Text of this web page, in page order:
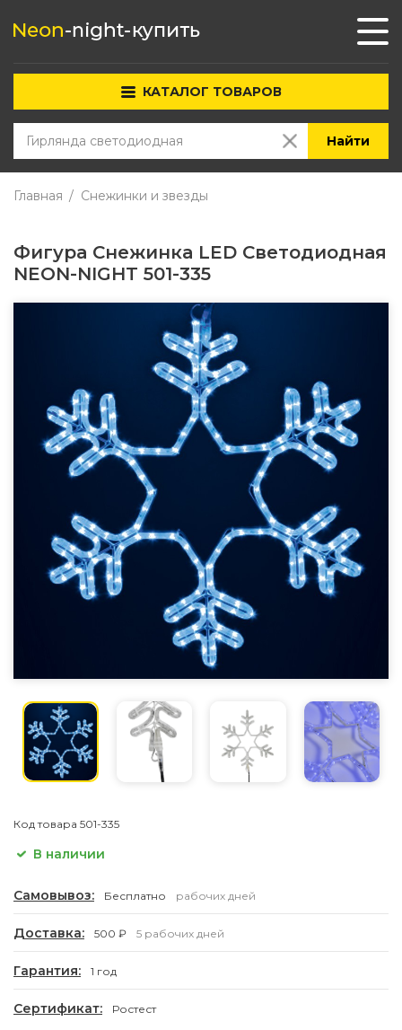
КАТАЛОГ ТОВАРОВ
Найти
Главная Снежинки и звезды
Фигура Снежинка LED Светодиодная
NEON-NIGHT 501-335
Код товара 501-335
В наличии
Самовывоз: Бесплатно рабочих дней
Доставка: 500 ₽ 5 рабочих дней
Гарантия: 1 год
Сертификат: Ростест